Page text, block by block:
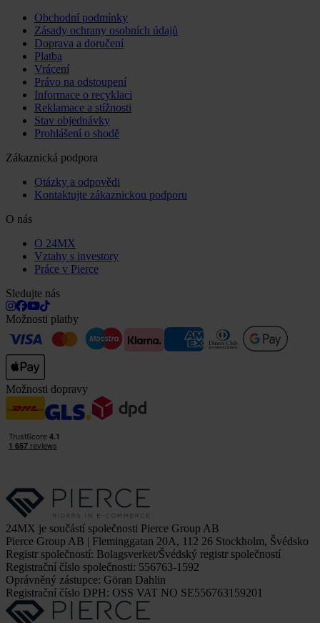
Obchodní podmínky
Zásady ochrany osobních údajů
Doprava a doručení
Platba
Vrácení
Právo na odstoupení
Informace o recyklaci
Reklamace a stížnosti
Stav objednávky
Prohlášení o shodě
Zákaznická podpora
Otázky a odpovědi
Kontaktujte zákaznickou podporu
O nás
O 24MX
Vztahy s investory
Práce v Pierce
Sledujte nás
Možnosti platby
Možnosti dopravy
24MX je součástí společnosti Pierce Group AB
Pierce Group AB | Fleminggatan 20A, 112 26 Stockholm, Švédsko
Registr společností: Bolagsverket/Švédský registr společností
Registrační číslo společnosti: 556763-1592
Oprávněný zástupce: Göran Dahlin
Registrační číslo DPH: OSS VAT NO SE556763159201